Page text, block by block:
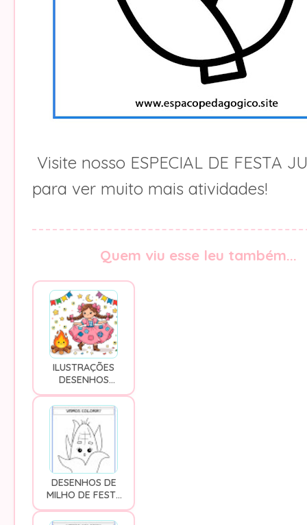
Visite nosso ESPECIAL DE FESTA
para ver muito mais atividades!
Quem viu esse leu também...
ILUSTRAÇÕES
DESENHOS
CLIPARTS GRÁTIS
DE FESTA JUNINA
E CAIPIRA EM PNG
DESENHOS DE
MILHO DE FESTA
JUNINA PARA
COLORIR -